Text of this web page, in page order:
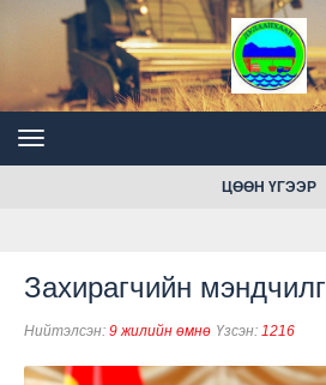
ЦӨӨН ҮГЭЭР
Захирагчийн
Нийтэлсэн: 9 жилийн өмнө Үзсэн: 1216